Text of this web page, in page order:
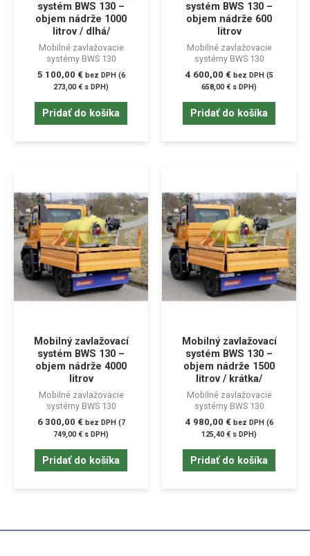
systém BWS 130 –
objem nádrže 1000
litrov / dlhá/
Mobilné zavlažovacie
systémy BWS 130
5 100,00 € bez DPH (6
273,00€ s DPH)
Pridať do košíka
systém BWS 130 –
objem nádrže 600
litrov
Mobilné zavlažovacie
systémy BWS 130
4 600,00 € bez DPH (5
658,00€ s DPH)
Pridať do košíka
Mobilný zavlažovací
systém BWS 130 –
objem nádrže 4000
litrov
Mobilné zavlažovacie
systémy BWS 130
6 300,00 € bez DPH (7
749,00€ s DPH)
Pridať do košíka
Mobilný zavlažovací
systém BWS 130 –
objem nádrže 1500
litrov / krátka/
Mobilné zavlažovacie
systémy BWS 130
4 980,00 € bez DPH (6
125,40€ s DPH)
Pridať do košíka